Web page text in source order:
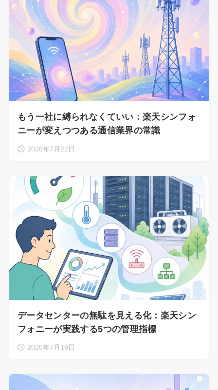
もう一社に縛られなくていい：楽天シンフォ
ニーが変えつつある通信業界の常識
2026年7月22日
データセンターの無駄を見える化：楽天シン
フォニーが実践する5つの管理指標
2026年7月19日